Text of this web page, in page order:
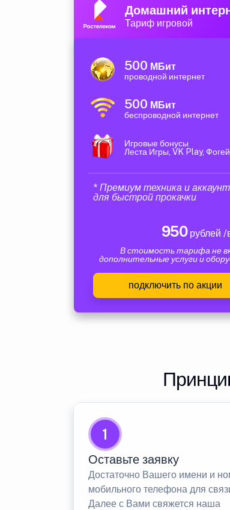
Домашний
Тариф игровой
500 МБит
проводной интернет
500 МБит
беспроводной интернет
Игровые бонусы
Леста Игры, VK Play,
* Премиум техника и
для быстрой прокачки
950рублей /
В стоимость тарифа не
дополнительные услуги и
подключить по акции
1
Оставьте заявку
Достаточно Вашего имени и
мобильного телефона для
Далее с Вами свяжется наша